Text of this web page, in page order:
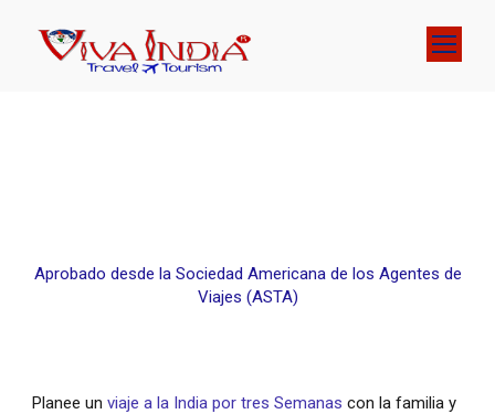
Aprobado desde la Sociedad Americana de los Agentes de
Viajes (ASTA)
Planee unviaje a la India por tres Semanas con la familia y